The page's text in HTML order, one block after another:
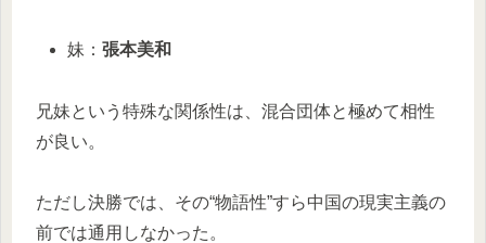
妹：張本美和
兄妹という特殊な関係性は、混合団体と極めて相性
が良い。
ただし決勝では、その“物語性”すら中国の現実主義の
前では通用しなかった。